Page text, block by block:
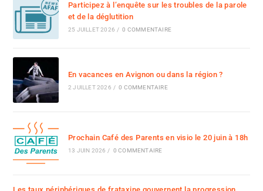
Participez à l’enquête sur les troubles de la parole
et de la déglutition
25 JUILLET 2026 / 0 COMMENTAIRE
En vacances en Avignon ou dans la région ?
2 JUILLET 2026 / 0 COMMENTAIRE
Prochain Café des Parents en visio le 20 juin à 18h
13 JUIN 2026 / 0 COMMENTAIRE